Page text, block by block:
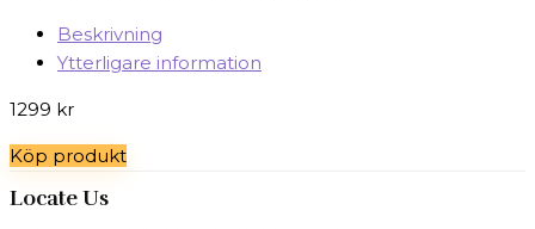
Beskrivning
Ytterligare information
1299 kr
Köp produkt
Locate Us